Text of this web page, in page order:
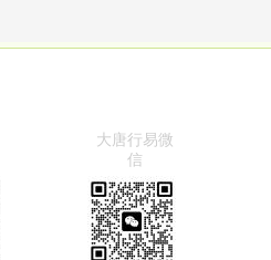
大唐行易微
信